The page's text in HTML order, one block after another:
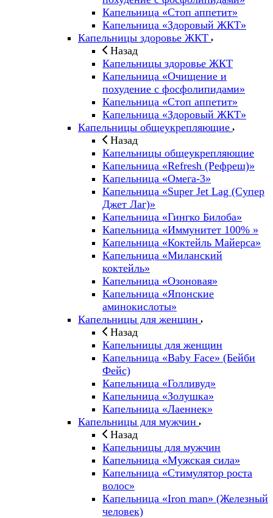
Капельница «Стоп аппетит»
Капельница «Здоровый ЖКТ»
Капельницы здоровье ЖКТ
Назад
Капельницы здоровье ЖКТ
Капельница «Очищение и
похудение с фосфолипидами»
Капельница «Стоп аппетит»
Капельница «Здоровый ЖКТ»
Капельницы общеукрепляющие
Назад
Капельницы общеукрепляющие
Капельница «Refresh (Рефреш)»
Капельница «Омега-3»
Капельница «Super Jet Lag (Супер
Джет Лаг)»
Капельница «Гингко Билоба»
Капельница «Иммунитет 100% »
Капельница «Коктейль Майерса»
Капельница «Миланский
коктейль»
Капельница «Озоновая»
Капельница «Японские
аминокислоты»
Капельницы для женщин
Назад
Капельницы для женщин
Капельница «Baby Face» (Бейби
Фейс)
Капельница «Голливуд»
Капельница «Золушка»
Капельница «Лаеннек»
Капельницы для мужчин
Назад
Капельницы для мужчин
Капельница «Мужская сила»
Капельница «Стимулятор роста
волос»
Капельница «Iron man» (Железный
человек)